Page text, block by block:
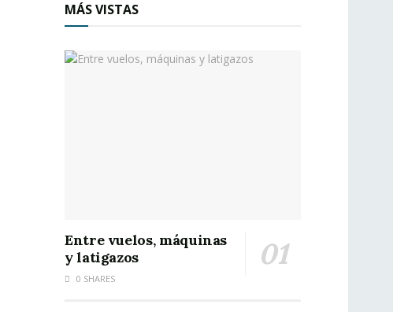
MÁS VISTAS
Entre vuelos, máquinas
y latigazos
0 SHARES